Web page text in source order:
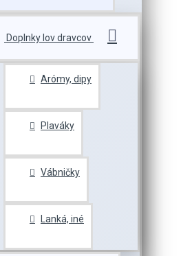
Doplnky lov dravcov
Arómy, dipy
Plaváky
Vábničky
Lanká, iné